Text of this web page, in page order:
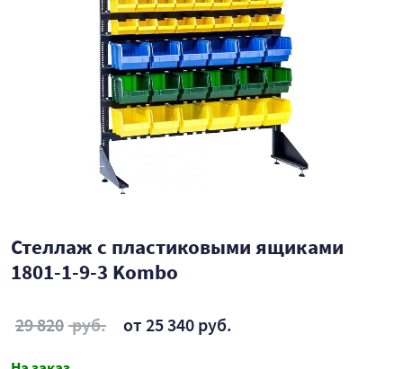
Стеллаж с пластиковыми ящиками
1801-1-9-3 Kombo
29 820 руб. от 25 340 руб.